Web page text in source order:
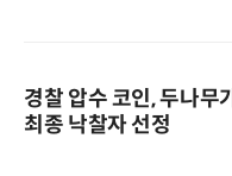
경찰 압수 코인, 두나
최종 낙찰자 선정